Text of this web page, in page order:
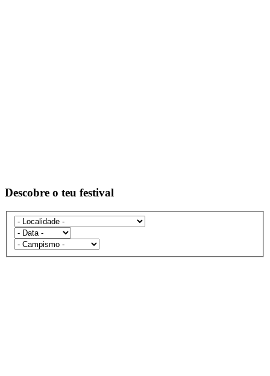
Descobre o teu festival